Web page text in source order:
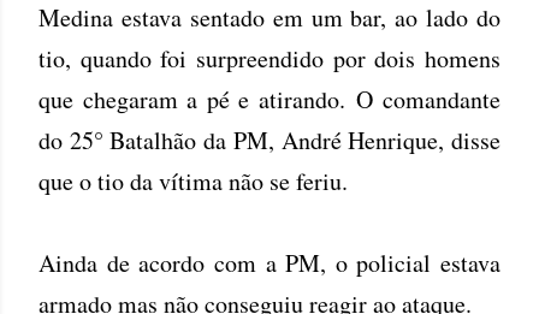
Medina estava sentado em um bar, ao lado do
tio, quando foi surpreendido por dois homens
que chegaram a pé e atirando. O comandante
do 25° Batalhão da PM, André Henrique, disse
que o tio da vítima não se feriu.
Ainda de acordo com a PM, o policial estava
armado mas não conseguiu reagir ao ataque.